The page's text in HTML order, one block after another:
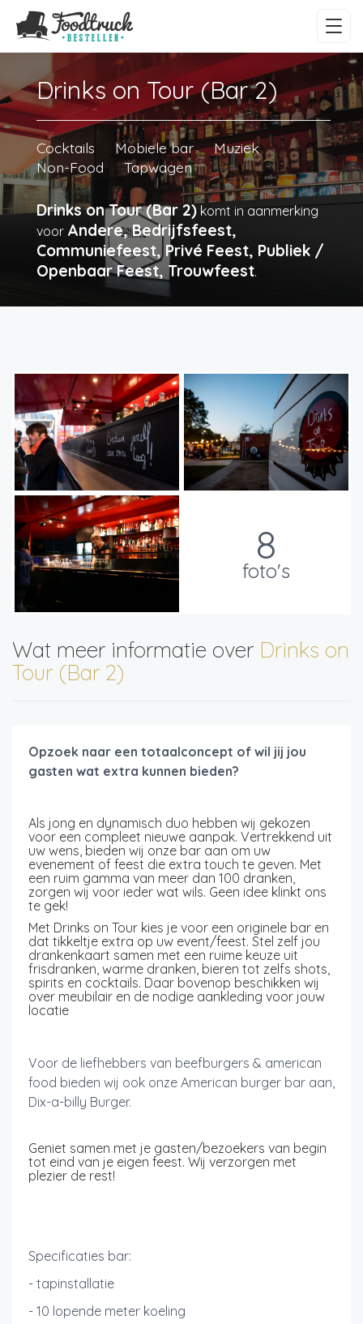
Drinks on Tour (Bar 2)
Cocktails Mobiele bar
Muziek
Non-Food
Tapwagen
Drinks on Tour (Bar 2) komt in aanmerking
voor Andere, Bedrijfsfeest,
Communiefeest, Privé Feest, Publiek /
Openbaar Feest, Trouwfeest.
8
foto's
Wat meer informatie over Drinks on
Tour (Bar 2)
Opzoek naar een totaalconcept of wil jij jou
gasten wat extra kunnen bieden?
Als jong en dynamisch duo hebben wij gekozen
voor een compleet nieuwe aanpak. Vertrekkend uit
uw wens, bieden wij onze bar aan om uw
evenement of feest die extra touch te geven. Met
een ruim gamma van meer dan 100 dranken,
zorgen wij voor ieder wat wils. Geen idee klinkt ons
te gek!
Met Drinks on Tour kies je voor een originele bar en
dat tikkeltje extra op uw event/feest. Stel zelf jou
drankenkaart samen met een ruime keuze uit
frisdranken, warme dranken, bieren tot zelfs shots,
spirits en cocktails. Daar bovenop beschikken wij
over meubilair en de nodige aankleding voor jouw
locatie
Voor de liefhebbers van beefburgers & american
food bieden wij ook onze American burger bar aan,
Dix-a-billy Burger.
Geniet samen met je gasten/bezoekers van begin
tot eind van je eigen feest. Wij verzorgen met
plezier de rest!
Specificaties bar:
- tapinstallatie
- 10 lopende meter koeling